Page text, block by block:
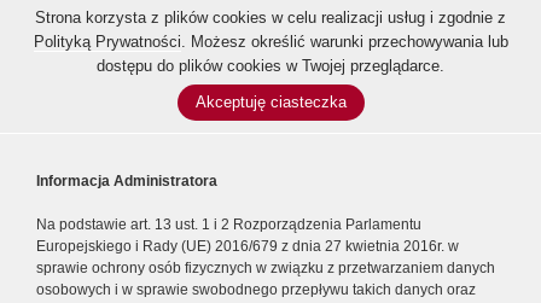
Strona korzysta z plików cookies w celu realizacji usług i zgodnie z
Polityką Prywatności. Możesz określić warunki przechowywania lub
dostępu do plików cookies w Twojej przeglądarce.
Akceptuję ciasteczka
Informacja Administratora
Na podstawie art. 13 ust. 1 i 2 Rozporządzenia Parlamentu
Europejskiego i Rady (UE) 2016/679 z dnia 27 kwietnia 2016r. w
sprawie ochrony osób fizycznych w związku z przetwarzaniem danych
osobowych i w sprawie swobodnego przepływu takich danych oraz